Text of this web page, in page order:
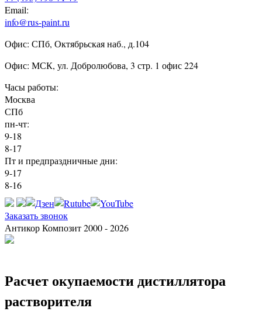
Email:
info@rus-paint.ru
Офис: СПб, Октябрьская наб., д.104
Офис: МСК, ул. Добролюбова, 3 стр. 1 офис 224
Часы работы:
Москва
СПб
пн-чт:
9-18
8-17
Пт и предпраздничные дни:
9-17
8-16
Заказать звонок
Антикор Композит 2000 - 2026
Расчет окупаемости дистиллятора
растворителя